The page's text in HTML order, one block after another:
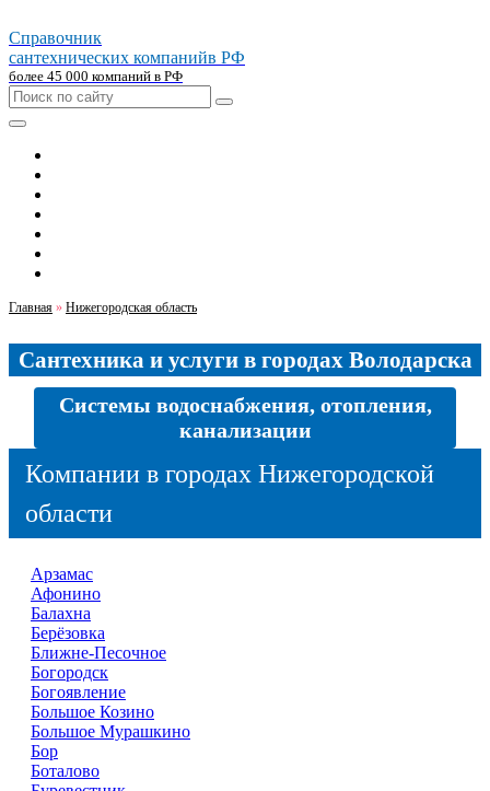
Справочник
сантехнических компанийв РФ
более 45 000 компаний в РФ
Главная » Нижегородская область
Сантехника и услуги в городах Володарска
Системы водоснабжения, отопления,
канализации
Компании в городах Нижегородской
области
Арзамас
Афонино
Балахна
Берёзовка
Ближне-Песочное
Богородск
Богоявление
Большое Козино
Большое Мурашкино
Бор
Боталово